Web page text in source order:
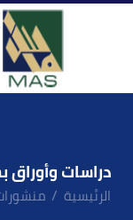
دراسات وأوراق
الرئيسية